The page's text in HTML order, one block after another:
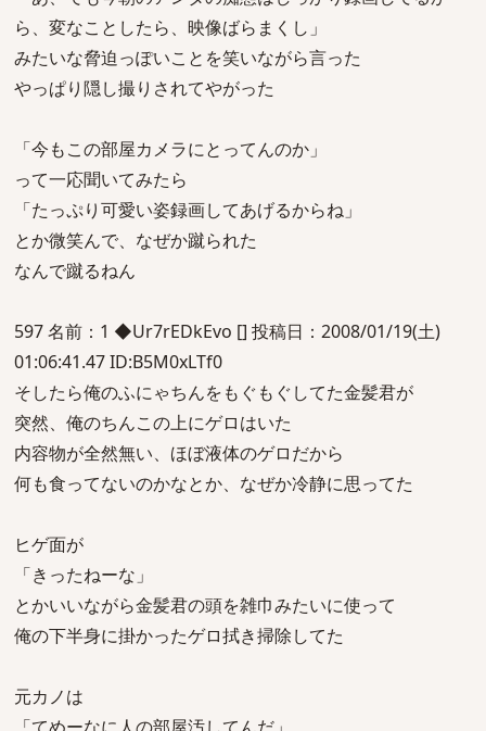
ら、変なことしたら、映像ばらまくし」
みたいな脅迫っぽいことを笑いながら言った
やっぱり隠し撮りされてやがった
「今もこの部屋カメラにとってんのか」
って一応聞いてみたら
「たっぷり可愛い姿録画してあげるからね」
とか微笑んで、なぜか蹴られた
なんで蹴るねん
597 名前：1 ◆Ur7rEDkEvo [] 投稿日：2008/01/19(土)
01:06:41.47 ID:B5M0xLTf0
そしたら俺のふにゃちんをもぐもぐしてた金髪君が
突然、俺のちんこの上にゲロはいた
内容物が全然無い、ほぼ液体のゲロだから
何も食ってないのかなとか、なぜか冷静に思ってた
ヒゲ面が
「きったねーな」
とかいいながら金髪君の頭を雑巾みたいに使って
俺の下半身に掛かったゲロ拭き掃除してた
元カノは